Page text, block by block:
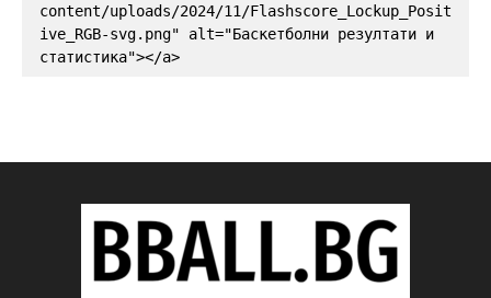
content/uploads/2024/11/Flashscore_Lockup_Posit
ive_RGB-svg.png" alt="Баскетболни резултати и
статистика"></a>